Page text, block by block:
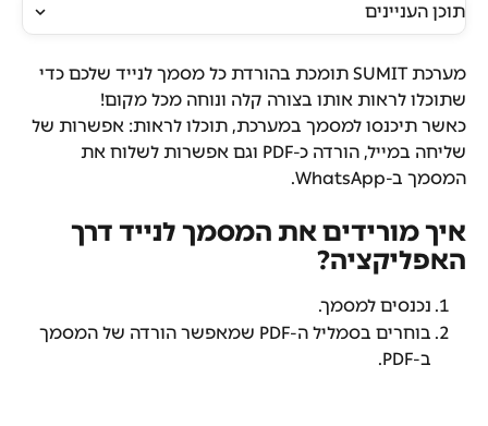
תוכן העניינים
מערכת SUMIT תומכת בהורדת כל מסמך לנייד שלכם כדי
שתוכלו לראות אותו בצורה קלה ונוחה מכל מקום!
כאשר תיכנסו למסמך במערכת, תוכלו לראות: אפשרות של
שליחה במייל, הורדה כ-PDF וגם אפשרות לשלוח את
המסמך ב-WhatsApp.
איך מורידים את המסמך לנייד דרך
האפליקציה?
נכנסים למסמך.
בוחרים בסמליל ה-PDF שמאפשר הורדה של המסמך
ב-PDF.